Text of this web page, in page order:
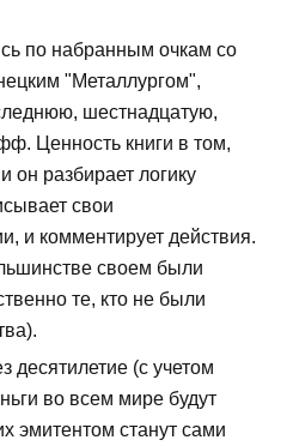
по набранным очкам со
"Металлургом",
шестнадцатую,
Ценность книги в том,
он разбирает логику
свои
и комментирует действия.
своем были
те, кто не были
десятилетие (с учетом
во всем мире будут
эмитентом станут сами